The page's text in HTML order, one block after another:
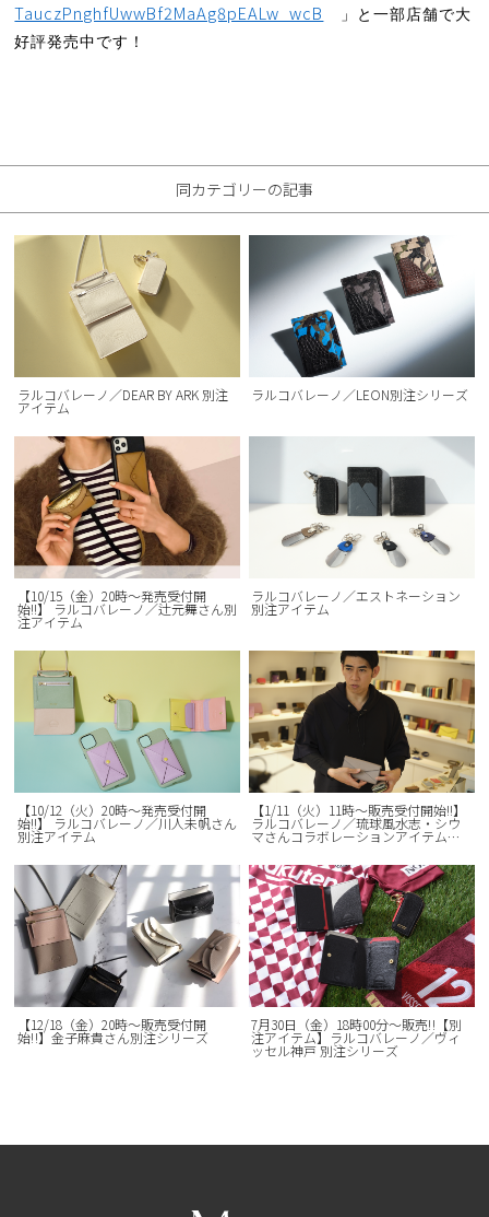
TauczPnghfUwwBf2MaAg8pEALw_wcB
」と一部店舗で大
好評発売中です！
同カテゴリーの記事
ラルコバレーノ／DEAR BY ARK 別注
アイテム
ラルコバレーノ／LEON別注シリーズ
【10/15（金）20時〜発売受付開
始!!】 ラルコバレーノ／辻元舞さん別
注アイテム
ラルコバレーノ／エストネーション
別注アイテム
【10/12（火）20時〜発売受付開
始!!】 ラルコバレーノ／川人未帆さん
別注アイテム
【1/11（火）11時〜販売受付開始!!】
ラルコバレーノ／琉球風水志・シウ
マさんコラボレーションアイテム第4
弾!!
【12/18（金）20時～販売受付開
始‼】金子麻貴さん別注シリーズ
7月30日（金）18時00分～販売‼【別
注アイテム】ラルコバレーノ／ヴィ
ッセル神戸 別注シリーズ